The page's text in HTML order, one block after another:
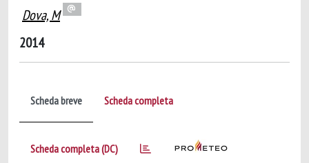
Dova, M
2014
Scheda breve Scheda completa
Scheda completa (DC)